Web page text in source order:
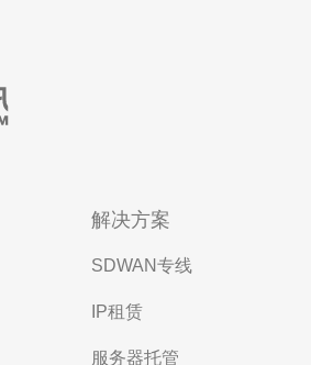
解决方案
SDWAN专线
IP租赁
服务器托管